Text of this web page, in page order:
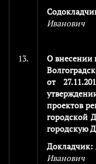
Иванович
13.
О внесении
от
проектов
городской
городскую
Докладчик:
Иванович